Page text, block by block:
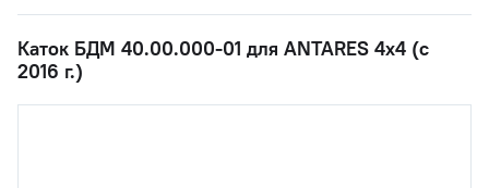
Каток БДМ 40.00.000-01 для ANTARES 4x4 (с
2016 г.)